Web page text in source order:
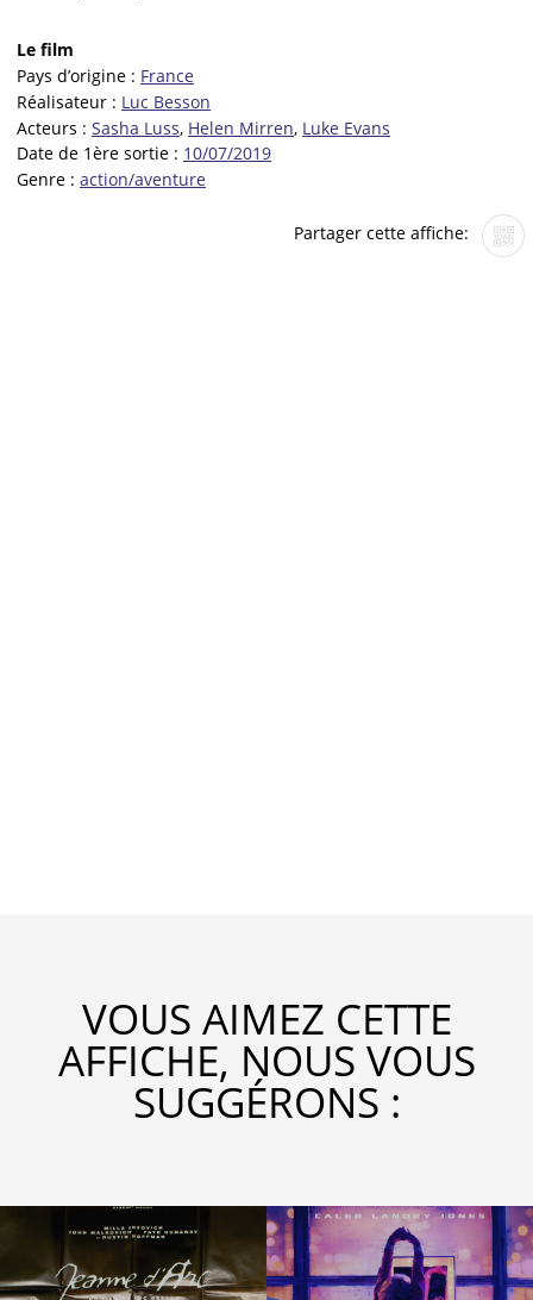
Le film
Pays d’origine : France
Réalisateur : Luc Besson
Acteurs : Sasha Luss, Helen Mirren, Luke Evans
Date de 1ère sortie : 10/07/2019
Genre : action/aventure
Partager cette affiche:
VOUS AIMEZ CETTE
AFFICHE, NOUS VOUS
SUGGÉRONS :